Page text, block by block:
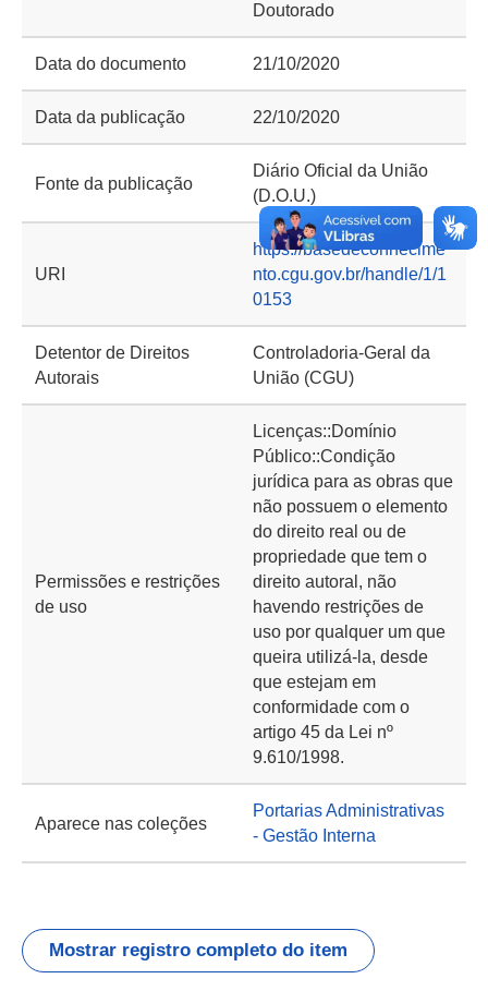
Doutorado
Data do documento 21/10/2020
Data da publicação 22/10/2020
Fonte da publicação
Diário Oficial da União
(D.O.U.)
URI
https://basedeconhecime
nto.cgu.gov.br/handle/1/1
0153
Detentor de Direitos
Autorais
Controladoria-Geral da
União (CGU)
Permissões e restrições
de uso
Licenças::Domínio
Público::Condição
jurídica para as obras que
não possuem o elemento
do direito real ou de
propriedade que tem o
direito autoral, não
havendo restrições de
uso por qualquer um que
queira utilizá-la, desde
que estejam em
conformidade com o
artigo 45 da Lei nº
9.610/1998.
Aparece nas coleções
Portarias Administrativas
- Gestão Interna
Mostrar registro completo do item